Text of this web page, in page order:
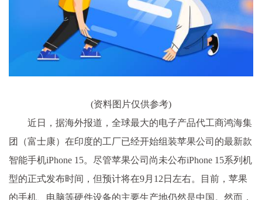
(资料图片仅供参考)
近日，据海外报道，全球最大的电子产品代工商鸿海集
团（富士康）在印度的工厂已经开始组装苹果公司的最新款
智能手机iPhone 15。尽管苹果公司尚未公布iPhone 15系列机
型的正式发布时间，但预计将在9月12日左右。目前，苹果
的手机、电脑等硬件设备的主要生产地仍然是中国。然而，